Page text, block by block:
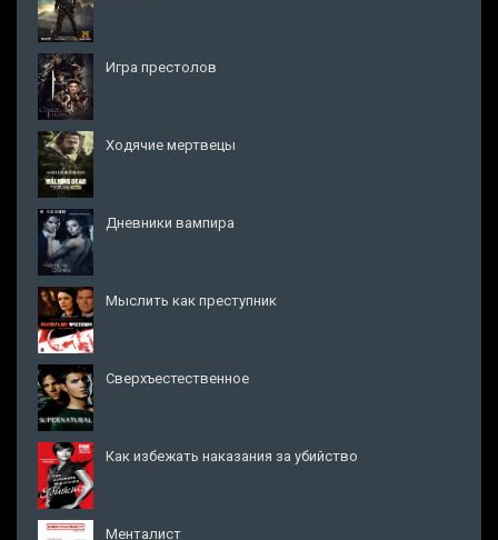
Игра престолов
Ходячие мертвецы
Дневники вампира
Мыслить как преступник
Сверхъестественное
Как избежать наказания за убийство
Менталист